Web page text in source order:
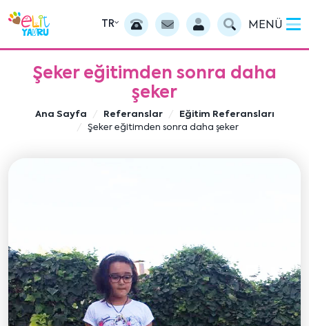
TR MENÜ
Şeker eğitimden sonra daha
şeker
Ana Sayfa Referanslar
Eğitim Referansları
Şeker eğitimden sonra daha şeker